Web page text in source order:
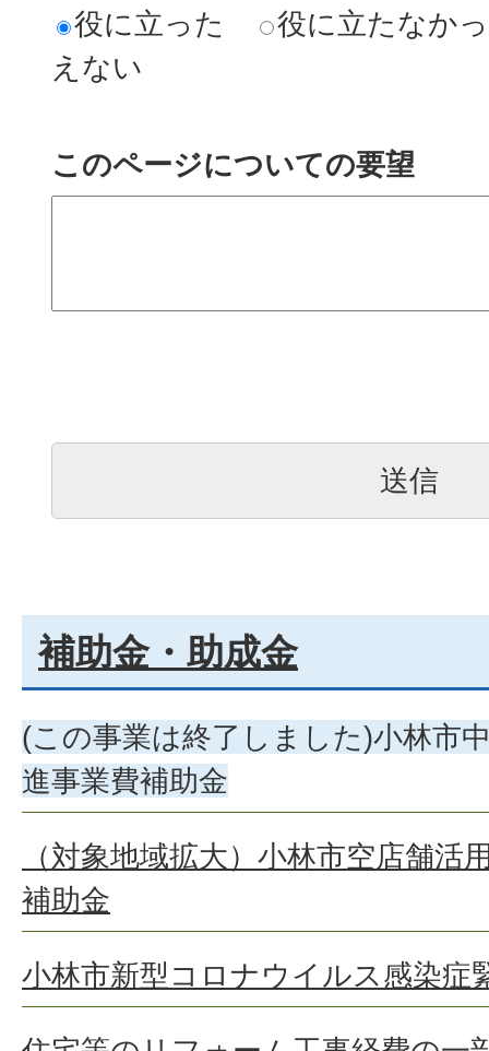
役に立った
役に立たなか
えない
このページについての要望
補助金・助成金
(この事業は終了しました)小林市
進事業費補助金
（対象地域拡大）小林市空店舗活
補助金
小林市新型コロナウイルス感染症